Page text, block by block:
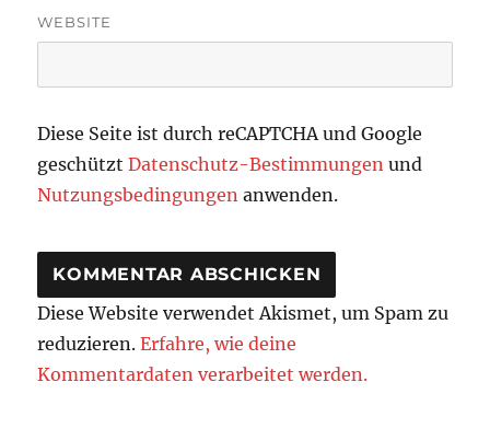
WEBSITE
Diese Seite ist durch reCAPTCHA und Google
geschütztDatenschutz-Bestimmungen und
Nutzungsbedingungen anwenden.
Diese Website verwendet Akismet, um Spam zu
reduzieren.Erfahre, wie deine
Kommentardaten verarbeitet werden.